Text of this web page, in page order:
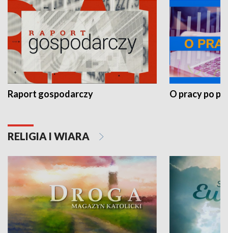
Raport gospodarczy O pracy po
RELIGIA I WIARA